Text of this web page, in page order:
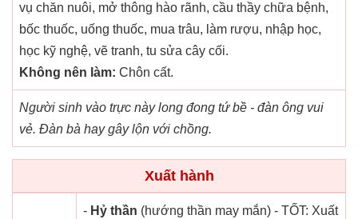
vụ chăn nuôi, mở thông hào rãnh, cầu thầy chữa bệnh,
bốc thuốc, uống thuốc, mua trâu, làm rượu, nhập học,
học kỹ nghệ, vẽ tranh, tu sửa cây cối.
Không nên làm: Chôn cất.
Người sinh vào trực này long đong tứ bề - đàn ông vui
vẻ. Đàn bà hay gây lộn với chồng.
Xuất hành
- Hỷ thần (hướng thần may mắn) - TỐT: Xuất